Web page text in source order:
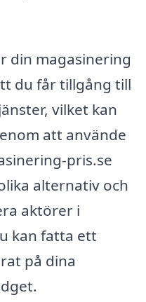
din magasinering
du får tillgång till
vilket kan
att använde
pris.se
alternativ och
aktörer i
kan fatta ett
på dina